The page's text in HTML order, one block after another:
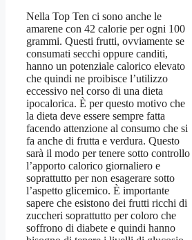
Nella Top Ten ci sono anche le
amarene con 42 calorie per ogni 100
grammi. Questi frutti, ovviamente se
consumati secchi oppure canditi,
hanno un potenziale calorico elevato
che quindi ne proibisce l’utilizzo
eccessivo nel corso di una dieta
ipocalorica. È per questo motivo che
la dieta deve essere sempre fatta
facendo attenzione al consumo che si
fa anche di frutta e verdura. Questo
sarà il modo per tenere sotto controllo
l’apporto calorico giornaliero e
soprattutto per non esagerare sotto
l’aspetto glicemico. È importante
sapere che esistono dei frutti ricchi di
zuccheri soprattutto per coloro che
soffrono di diabete e quindi hanno